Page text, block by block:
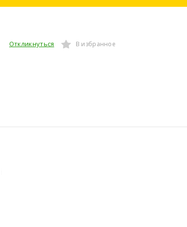
Откликнуться В избранное